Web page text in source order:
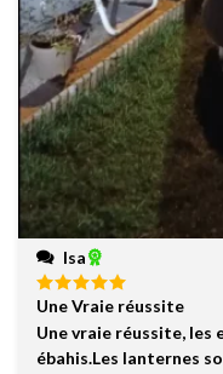
Isa
Note5sur
5
Une Vraie réussite
Une vraie réussite,
ébahis.Les lanternes